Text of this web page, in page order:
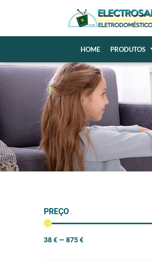
HOME PRODUTOS
PREÇO
38€—875€